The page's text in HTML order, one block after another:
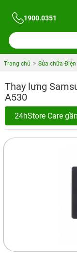
1900.0351
Trang chủ Sửa chữa
Thay lưng
A530
24hStore Care